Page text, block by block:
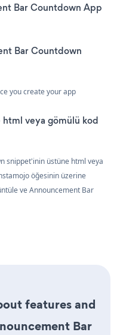
Bar Countdown App
Bar Countdown
you create your app
veya gömülü kod
snippet'inin üstüne html veya
öğesinin üzerine
ve Announcement Bar
features and
Bar